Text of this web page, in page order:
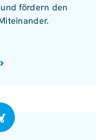
fördern den